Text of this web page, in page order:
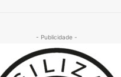
- Publicidade -